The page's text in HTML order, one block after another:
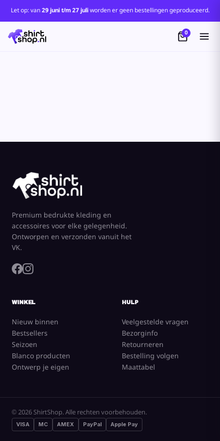
Let op: van29 juni t/m 27 juliworden er geen bestellingen geproduceerd.
0
Premium bedrukte kleding en
accessoires voor elke gelegenheid.
Ontworpen en verzonden vanuit het
VK.
WINKEL
Nieuw binnen
Bestsellers
Seizoen
Blanco producten
Ontwerp je eigen
HULP
Veelgestelde vragen
Bezorginfo
Retourneren
Bestelling volgen
Maattabel
© 2026 ShirtShop. Alle rechten voorbehouden.
VISA MC AMEX PayPal Apple Pay
Standaard
Price: Lowest First
Price: Highest First